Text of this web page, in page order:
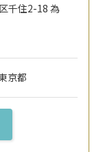
千住2-18 為
京都